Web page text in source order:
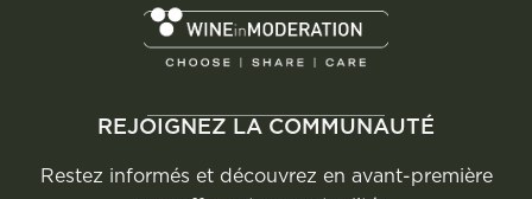
REJOIGNEZ LA COMMUNAUTÉ
Restez informés et découvrez en avant-première